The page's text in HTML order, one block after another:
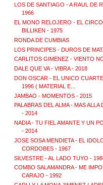
LOS DE SANTIAGO - A RAUL DE
1966
EL MONO RELOJERO - EL
BILLIKEN - 1975
RONDA DE CUMBIAS
LOS PRINCIPES - DUROS DE
CARLITOS GIMENEZ - VIENTO
DALE QUE VA - VIBRA - 2018
DON OSCAR - EL UNICO
1996 ( MATERIAL E...
JAMBAO - MOMENTOS - 2015
PALABRAS DEL ALMA - MAS ALLA
- 2014
NADIA - TU FIEL AMANTE Y UN
- 2014
JOSE SOSA MENDIETA - EL
CORDOBES - 1967
SILVESTRE - AL LADO TUYO -
COMBO SALAMANDRA - ME
CARAJO - 1992